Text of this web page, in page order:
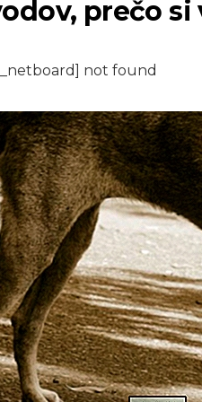
prečo
not found
PSY
Ako vykúpať
psy, ktoré sa
vody
7,2026